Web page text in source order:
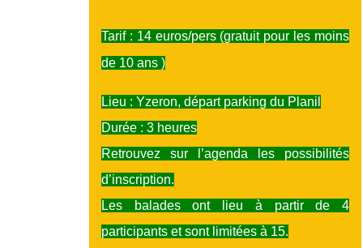
Tarif : 14 euros/pers (gratuit pour les moins
de 10 ans )
Lieu : Yzeron, départ parking du Planil
Durée : 3 heures
Retrouvez sur l’agenda les possibilités
d’inscription.
Les balades ont lieu à partir de 4
participants et sont limitées à 15.